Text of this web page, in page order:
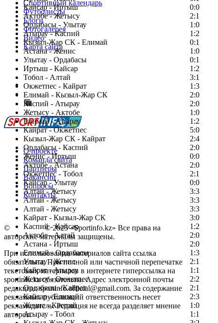
Кайсар - Иртыш
0:0
Актобе - Жетысу
2:1
Ордабасы - Улытау
1:0
Атырау - Каспий
1:2
Кызыл-Жар СК - Елимай
0:1
Астана - Женис
1:0
Улытау - Ордабасы
0:1
Иртыш - Кайсар
1:2
Тобол - Алтай
3:1
Окжетпес - Кайрат
1:3
Елимай - Кызыл-Жар СК
2:0
Каспий - Атырау
2:0
Жетысу - Актобе
1:0
Елимай - Атырау
1:2
Кайрат - Окжетпес
5:0
Кызыл-Жар СК - Кайрат
2:4
Ордабасы - Каспий
2:0
Женис - Иртыш
0:0
Актобе - Астана
2:0
Окжетпес - Тобол
2:1
Кайсар - Улытау
0:0
Алтай - Жетысу
3:3
Алтай - Жетысу
3:3
Алтай - Жетысу
3:3
Кайрат - Кызыл-Жар СК
3:0
Каспий - Кайсар
1:2
Актобе - Алтай
2:0
Астана - Иртыш
2:0
Елимай - Ордабасы
1:3
Улытау - Женис
2:1
Кайрат - Атырау
1:1
Жетысу - Окжетпес
2:2
Ордабасы - Кайрат
2:1
Кайсар - Елимай
2:3
Женис - Каспий
1:0
Атырау - Тобол
1:1
Спортивный календарь
Футболисты
Блоги
Фотогалерея
Видео
Карта сайта
Есть идея?
Сообщить о мероприятии
Перейти на старый сайт
О проекте
Команда сайта
Партнеры
Вакансии
Вопросы
Контакты
© Copyright© 2025 «Sportinfo.kz» Все права на
авторские материалы защищены.
При использовании материалов сайта ссылка
обязательна. При полной или частичной перепечатке
текстовых материалов в интернете гиперссылка на
sportinfo.kz обязательна. Адрес электронной почты
редакции: sportinfo.official@gmail.com. За содержание
рекламных публикаций ответственность несет
рекламодатель. Редакция не всегда разделяет мнение
авторов.